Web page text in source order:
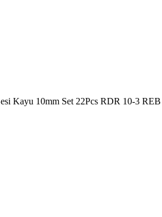
Kayu 10mm Set 22Pcs RDR 10-3